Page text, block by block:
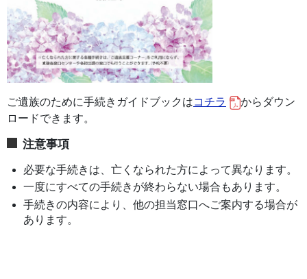
ご遺族のために手続きガイドブックはコチラ
からダウン
ロードできます。
注意事項
必要な手続きは、亡くなられた方によって異なります。
一度にすべての手続きが終わらない場合もあります。
手続きの内容により、他の担当窓口へご案内する場合が
あります。